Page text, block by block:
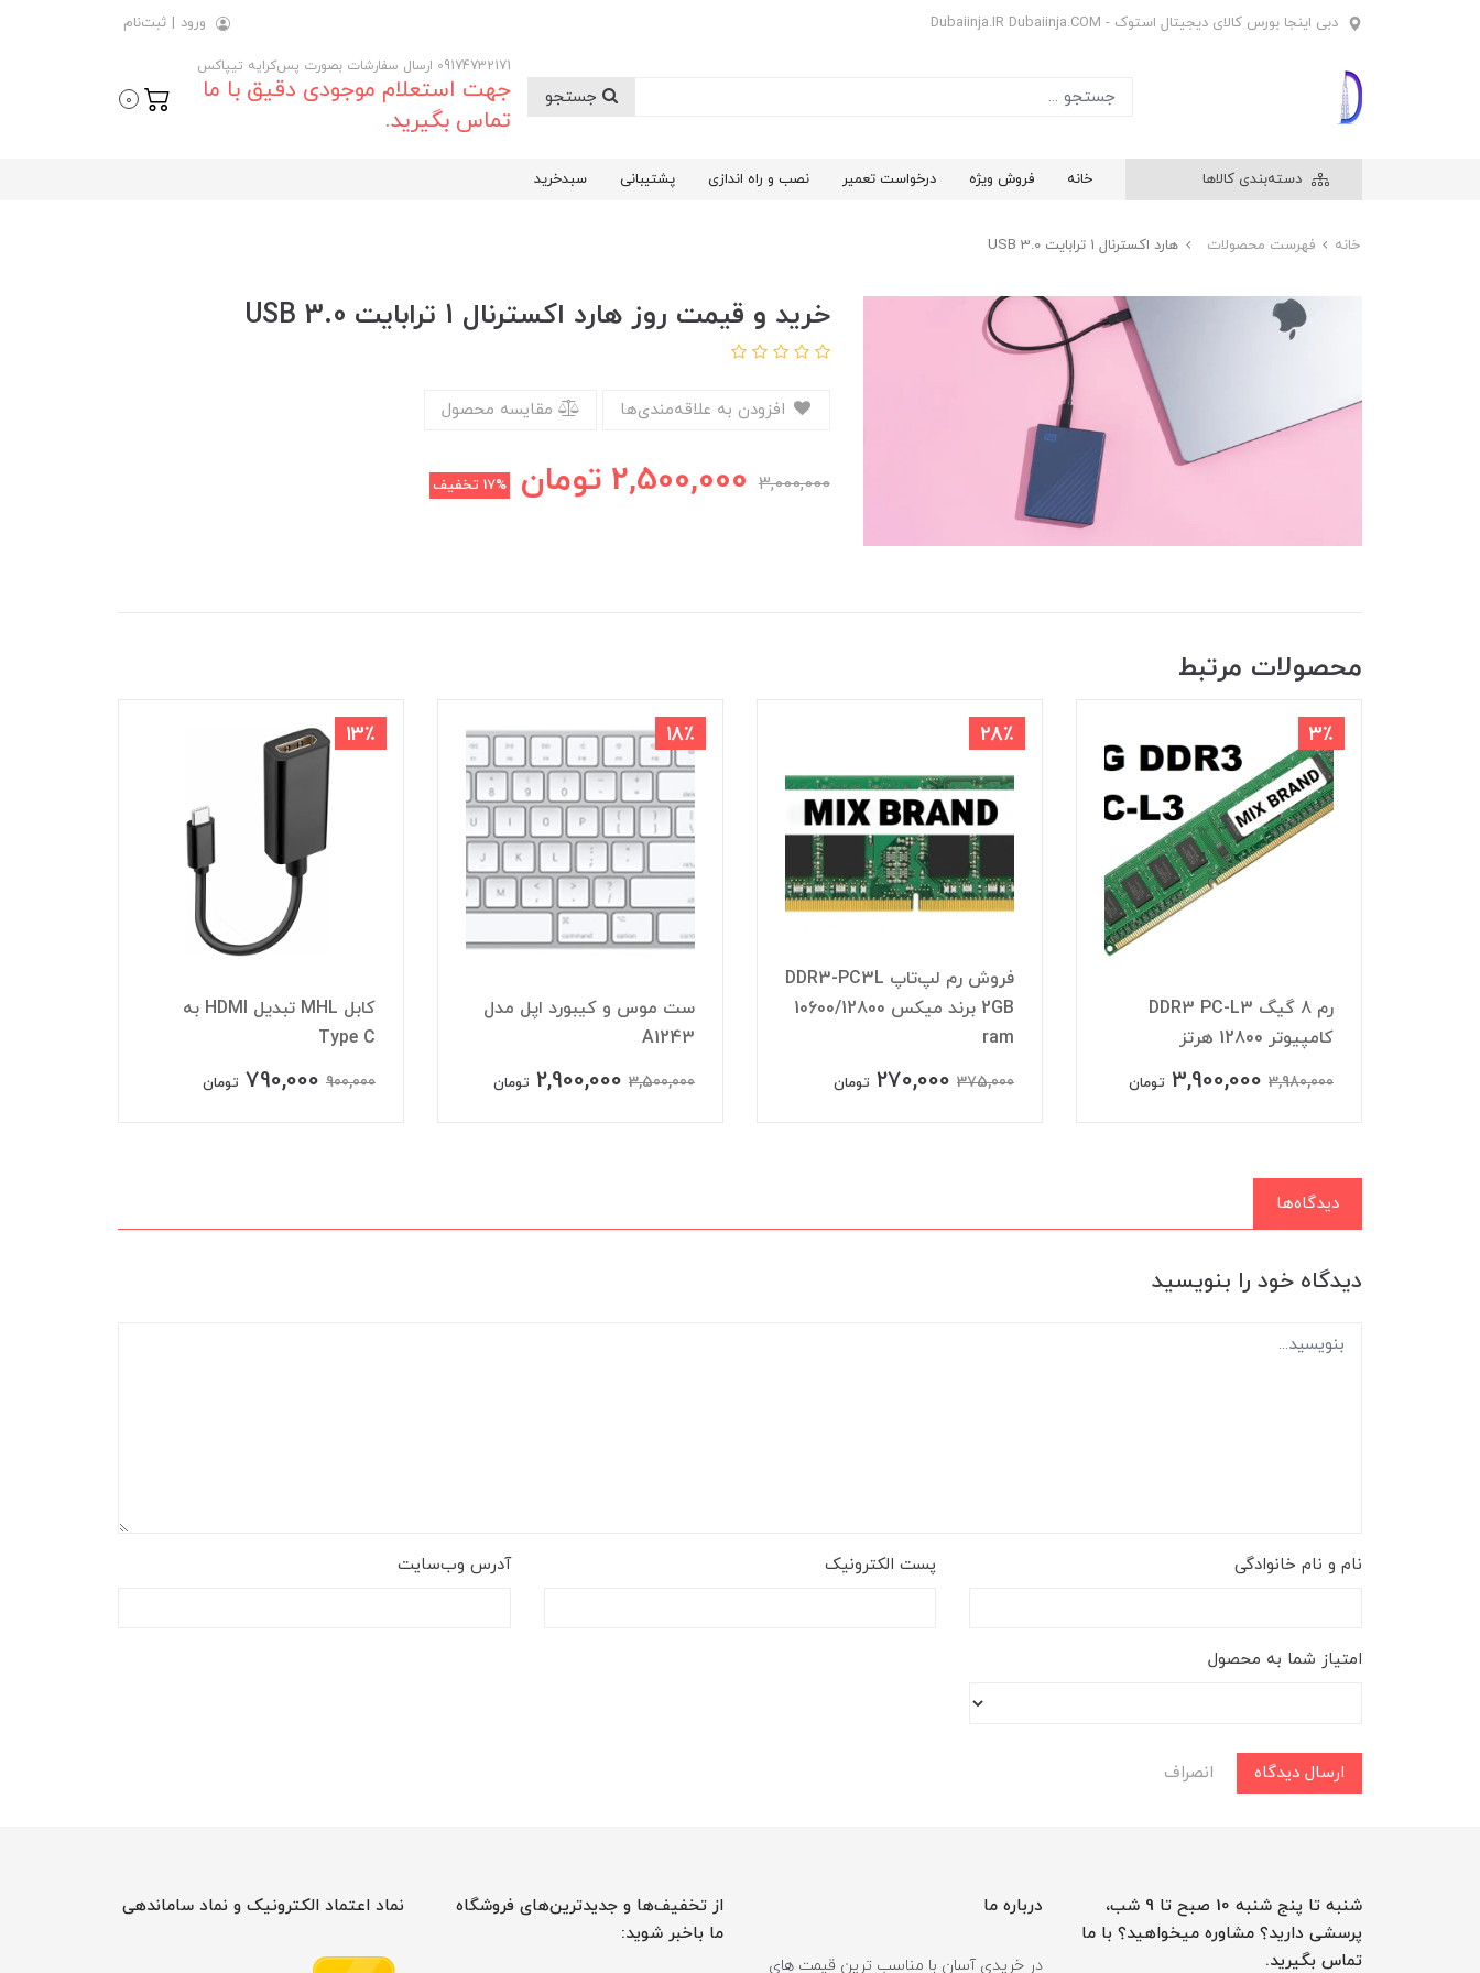
دبی اینجا بورس کالای دیجیتال استوک - Dubaiinja.IR Dubaiinja.COM ورود | ثبت‌نام
09174732171 ارسال سفارشات بصورت پس‌کرایه تیپاکس
جهت استعلام موجودی دقیق با ما
تماس بگیرید.
0
دسته‌بندی کالاها خانه فروش ویژه درخواست تعمیر نصب و راه اندازی پشتیبانی سبدخرید
خانه فهرست محصولات هارد اکسترنال 1 ترابایت USB 3.0
خرید و قیمت روز هارد اکسترنال 1 ترابایت USB 3.0
مقایسه محصول
3,000,000
2,500,000 تومان 17% تخفیف
محصولات مرتبط
3٪
رم 8 گیگ DDR3 PC-L3
کامپیوتر 12800 هرتز
3,980,000
3,900,000 تومان
28٪
فروش رم لپ‌تاپ DDR3-PC3L
2GB برند میکس 10600/12800
ram
375,000
270,000 تومان
18٪
ست موس و کیبورد اپل مدل
A1243
3,500,000
2,900,000 تومان
13٪
کابل MHL تبدیل HDMI به
Type C
900,000
790,000 تومان
دیدگاه‌ها
دیدگاه خود را بنویسید
نام و نام خانوادگی پست الکترونیک آدرس وب‌سایت
امتیاز شما به محصول
ارسال دیدگاه انصراف
شنبه تا پنج شنبه 10 صبح تا 9 شب،
پرسشی دارید؟ مشاوره میخواهید؟ با ما
تماس بگیرید.
درباره ما
در خریدی آسان با مناسب ترین قیمت های
از تخفیف‌ها و جدیدترین‌های فروشگاه
ما باخبر شوید:
نماد اعتماد الکترونیک و نماد ساماندهی